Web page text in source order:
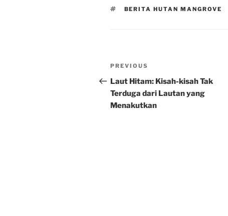
TAGS
BERITA HUTAN MANGROVE
Post
navigation
Previous
Post
PREVIOUS
Laut Hitam: Kisah-kisah Tak
Terduga dari Lautan yang
Menakutkan